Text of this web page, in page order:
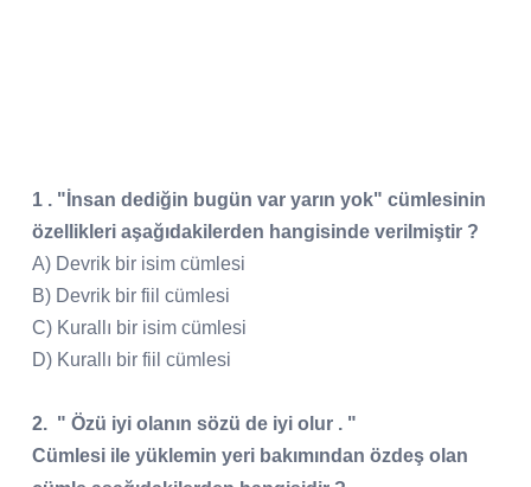
1 . "İnsan dediğin bugün var yarın yok" cümlesinin
özellikleri aşağıdakilerden hangisinde verilmiştir ?
A) Devrik bir isim cümlesi
B) Devrik bir fiil cümlesi
C) Kurallı bir isim cümlesi
D) Kurallı bir fiil cümlesi
2. " Özü iyi olanın sözü de iyi olur . "
Cümlesi ile yüklemin yeri bakımından özdeş olan